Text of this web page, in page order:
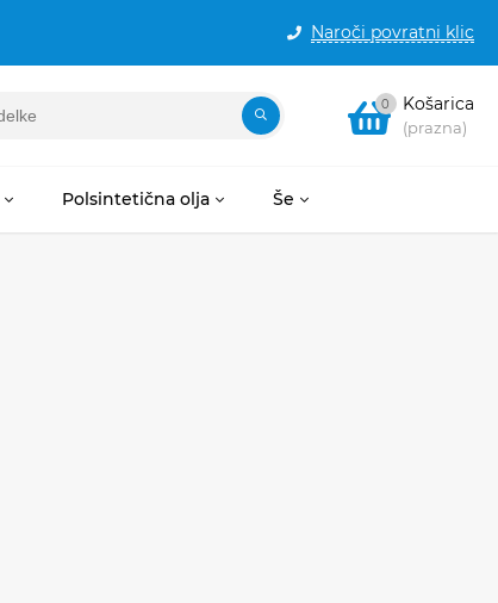
Naroči povratni klic
0 Košarica
(prazna)
Polsintetična olja Še